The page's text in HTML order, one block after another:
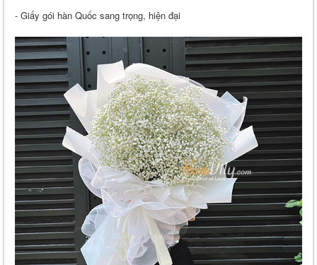
- Giấy gói hàn Quốc sang trọng, hiện đại